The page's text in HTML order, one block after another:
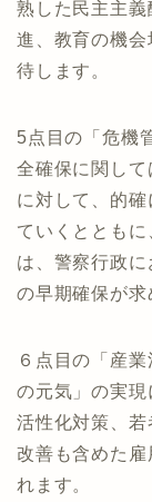
熟した民主主
進、教育の機会
待します。
5点目の「危機
全確保に関し
に対して、的
ていくととも
は、警察行政
の早期確保が求
６点目の「産
の元気」の実現
活性化対策、
改善も含めた雇
れます。